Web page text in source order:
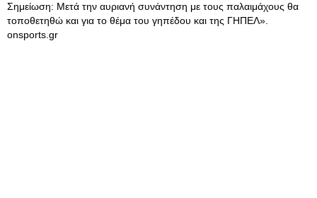
Σημείωση: Μετά την αυριανή συνάντηση με τους παλαιμάχους θα
τοποθετηθώ και για το θέμα του γηπέδου και της ΓΗΠΕΛ».
onsports.gr